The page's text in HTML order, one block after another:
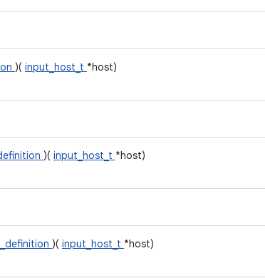
)( input_host_t *host)
)( input_host_t *host)
)( input_host_t *host)